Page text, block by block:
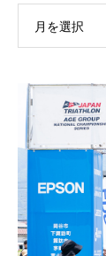
【受付終了
月を選択